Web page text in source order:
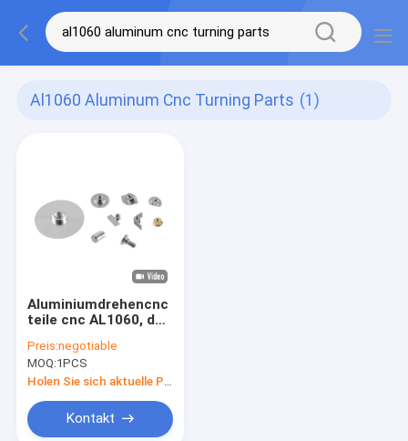
Al1060 Aluminum Cnc Turning Parts (1)
Aluminiumdrehencnc
teile cnc AL1060, der
maschinell
bearbeitet
Preis:negotiable
MOQ:1PCS
Kontakt